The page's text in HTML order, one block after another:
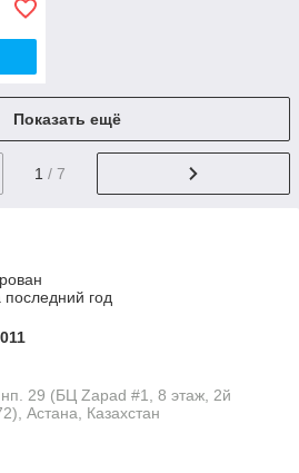
Показать ещё
1 / 7
год
29 (БЦ Zapad #1, 8 этаж, 2й
Астана, Казахстан